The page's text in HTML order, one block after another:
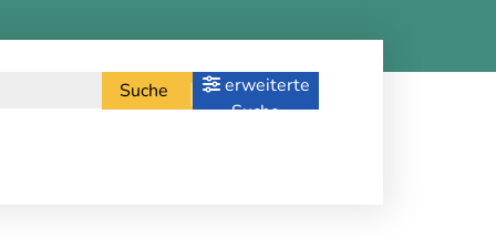
Suche
erweiterte
Suche